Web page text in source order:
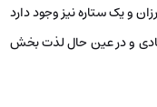
و یک ستاره نیز وجود دارد
و در عین حال لذت بخش